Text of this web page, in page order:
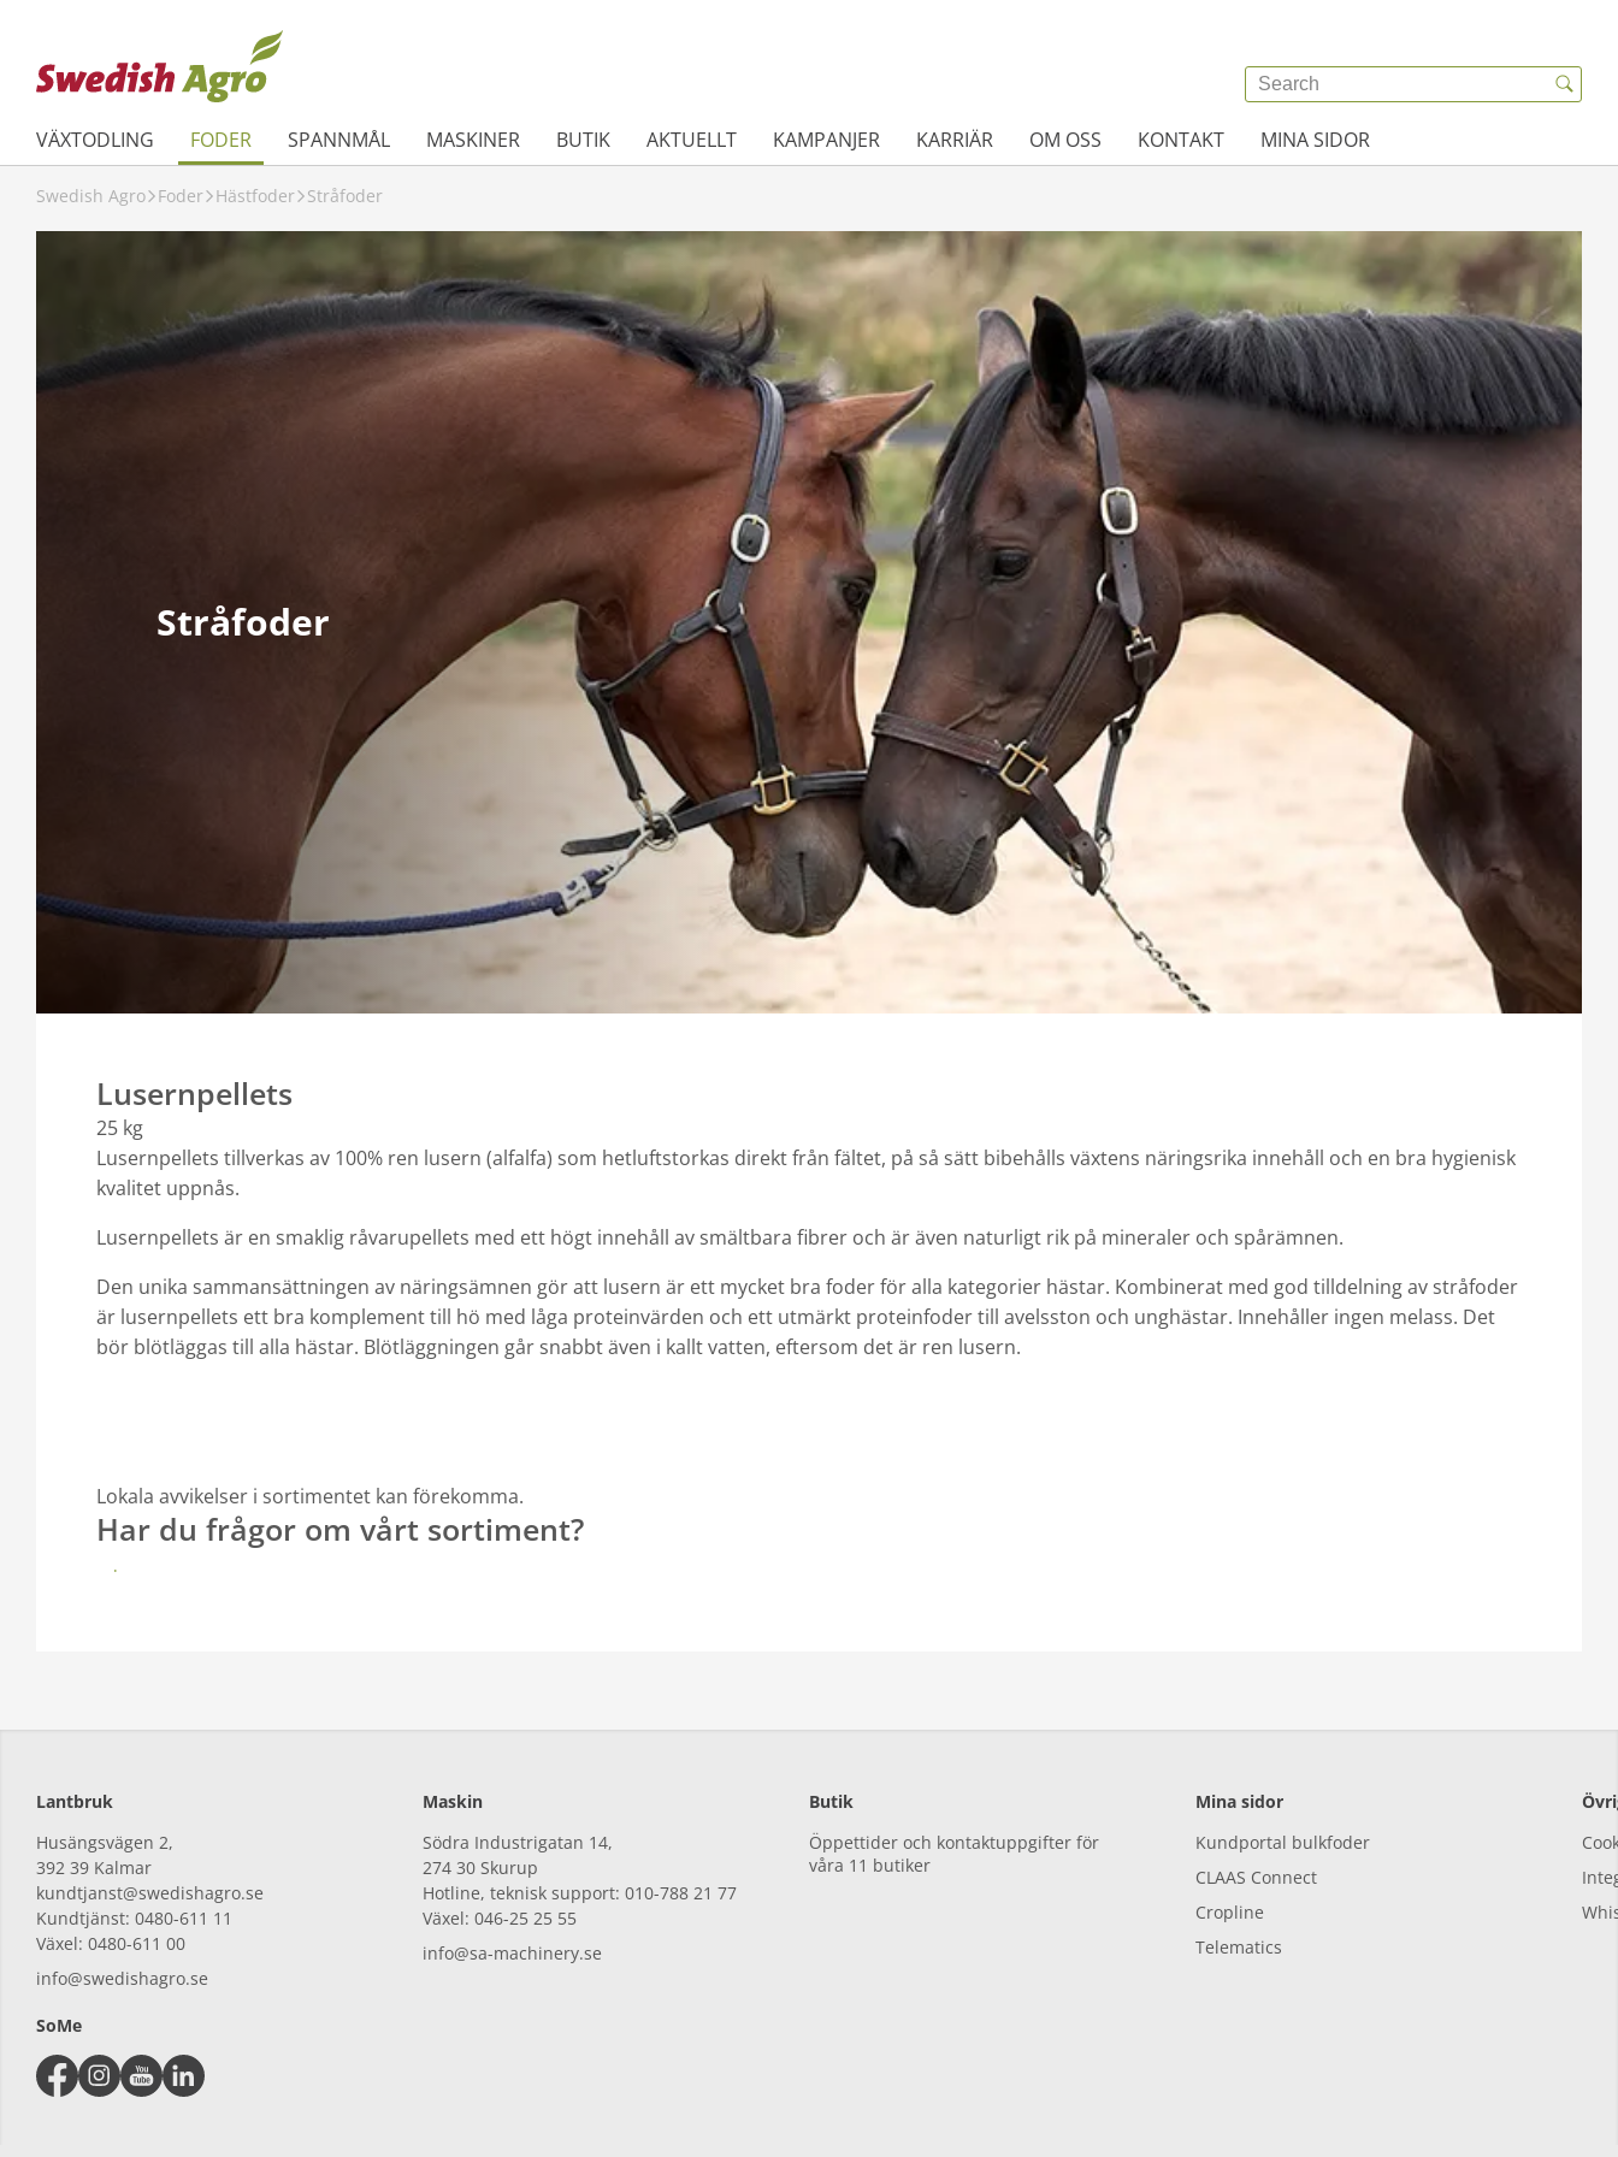
VÄXTODLING FODER SPANNMÅL MASKINER BUTIK AKTUELLT KAMPANJER KARRIÄR OM OSS KONTAKT MINA SIDOR
Swedish Agro Foder Hästfoder Stråfoder
Stråfoder
Lusernpellets
25 kg
Lusernpellets tillverkas av 100% ren lusern (alfalfa) som hetluftstorkas direkt från fältet, på så sätt bibehålls växtens näringsrika innehåll och en bra hygienisk
kvalitet uppnås.
Lusernpellets är en smaklig råvarupellets med ett högt innehåll av smältbara fibrer och är även naturligt rik på mineraler och spårämnen.
Den unika sammansättningen av näringsämnen gör att lusern är ett mycket bra foder för alla kategorier hästar. Kombinerat med god tilldelning av stråfoder
är lusernpellets ett bra komplement till hö med låga proteinvärden och ett utmärkt proteinfoder till avelsston och unghästar. Innehåller ingen melass. Det
bör blötläggas till alla hästar. Blötläggningen går snabbt även i kallt vatten, eftersom det är ren lusern.
Lokala avvikelser i sortimentet kan förekomma.
Har du frågor om vårt sortiment?
Kontakta din närmaste butik
Lantbruk
Husängsvägen 2,
392 39 Kalmar
kundtjanst@swedishagro.se
Kundtjänst: 0480-611 11
Växel: 0480-611 00
info@swedishagro.se
Maskin
Södra Industrigatan 14,
274 30 Skurup
Hotline, teknisk support: 010-788 21 77
Växel: 046-25 25 55
info@sa-machinery.se
Butik
Öppettider och kontaktuppgifter för
våra 11 butiker
Mina sidor
Kundportal bulkfoder
CLAAS Connect
Cropline
Telematics
SoMe